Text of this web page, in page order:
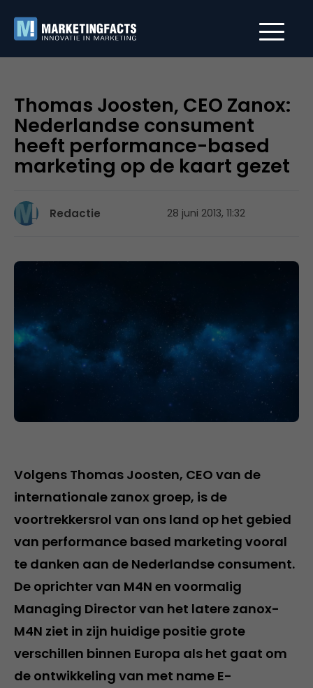
Thomas Joosten, CEO Zanox:
Nederlandse consument
heeft performance-based
marketing op de kaart gezet
Redactie 28 juni 2013, 11:32
Volgens Thomas Joosten, CEO van de
internationale zanox groep, is de
voortrekkersrol van ons land op het gebied
van performance based marketing vooral
te danken aan de Nederlandse consument.
De oprichter van M4N en voormalig
Managing Director van het latere zanox-
M4N ziet in zijn huidige positie grote
verschillen binnen Europa als het gaat om
de ontwikkeling van met name E-